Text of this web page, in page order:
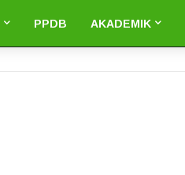
PPDB AKADEMIK